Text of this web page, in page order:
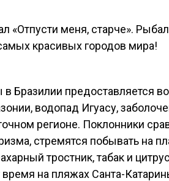
«Отпусти меня, старче».
красивых городов мира!
Бразилии предоставляется
водопад Игуасу,
регионе. Поклонники
стремятся побывать на
тростник, табак и
на пляжах Санта-